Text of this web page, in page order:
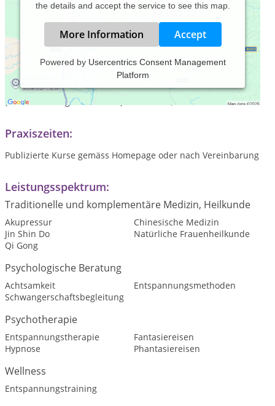
the details and accept the service to see this map.
More Information Accept
Powered by Usercentrics Consent Management
Platform
HypnoBirthing - Die Geburtsvorbereitung für
eine natürliche, entspannte, sanfte, beglückende Geburt
(nach der Mongan-Methode). Persönlich, individuell.
Praxiszeiten:
Publizierte Kurse gemäss Homepage oder nach Vereinbarung
Leistungsspektrum:
Traditionelle und komplementäre Medizin, Heilkunde
Akupressur
Chinesische Medizin
Jin Shin Do
Natürliche Frauenheilkunde
Qi Gong
Psychologische Beratung
Achtsamkeit
Entspannungsmethoden
Schwangerschaftsbegleitung
Psychotherapie
Entspannungstherapie
Fantasiereisen
Hypnose
Phantasiereisen
Wellness
Entspannungstraining